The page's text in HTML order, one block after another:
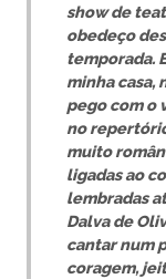
show de
obedeço
temporada.
minha casa,
pego com o
no
muito
ligadas ao
lembradas
Dalva de
cantar num
coragem,